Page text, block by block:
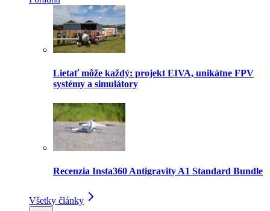
Lietať môže každý: projekt EIVA, unikátne FPV
systémy a simulátory
Recenzia Insta360 Antigravity A1 Standard Bundle
Všetky články